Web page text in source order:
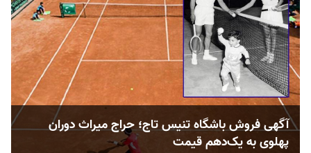
آگهی فروش باشگاه تنیس تاج؛ حراج میراث دوران
پهلوی به یک‌دهم قیمت